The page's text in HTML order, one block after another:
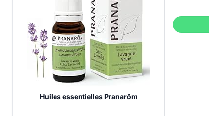
Huiles essentielles Pranarôm